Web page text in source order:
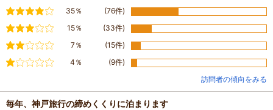
やや満足
35％ (76件)
普通15％ (33件)
やや不満
7％ (15件)
不満4％
(9件)
訪問者の傾向をみる
毎年、神戸旅行の締めくくりに泊まります